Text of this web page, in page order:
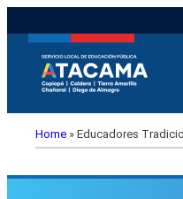
Home » Educadores